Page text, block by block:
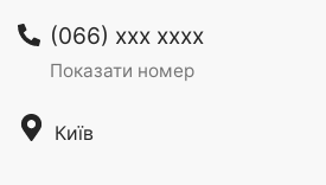
(066) xxx xxxx
Показати номер
Київ